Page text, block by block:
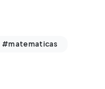
#matematicas